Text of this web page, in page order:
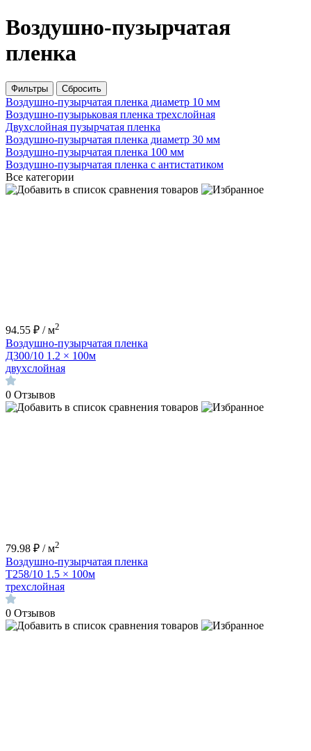
Воздушно-пузырчатая
пленка
Фильтры Сбросить
Воздушно-пузырчатая пленка диаметр 10 мм
Воздушно-пузырьковая пленка трехслойная
Двухслойная пузырчатая пленка
Воздушно-пузырчатая пленка диаметр 30 мм
Воздушно-пузырчатая пленка 100 мм
Воздушно-пузырчатая пленка с антистатиком
Все категории
94.55 ₽ / м2
Воздушно-пузырчатая пленка
Д300/10 1.2 × 100м
двухслойная
0 Отзывов
79.98 ₽ / м2
Воздушно-пузырчатая пленка
Т258/10 1.5 × 100м
трехслойная
0 Отзывов